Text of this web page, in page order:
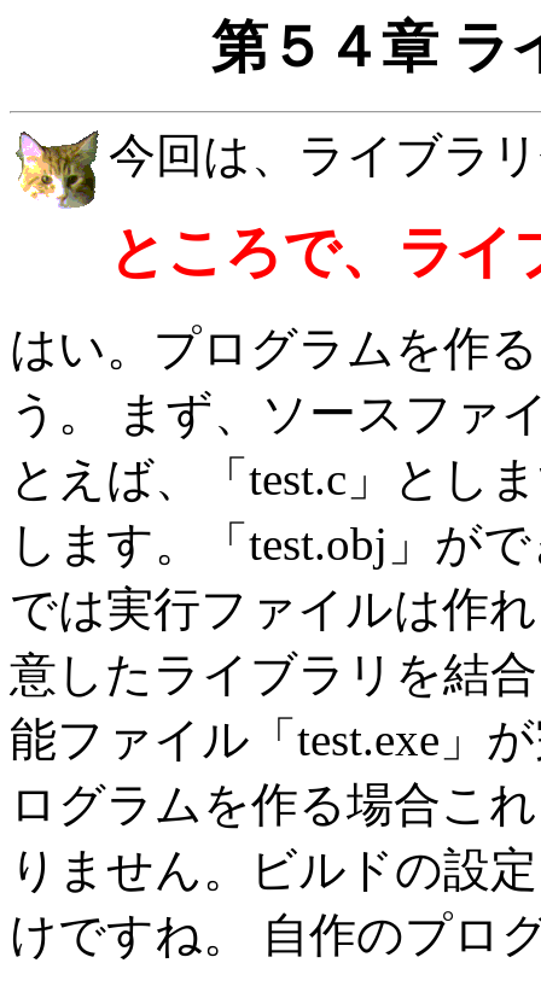
第５４章 ラ
今回は、ライブラ
ところで、ライ
はい。プログラムを作
う。 まず、ソースファ
とえば、「test.c」とし
します。「test.obj」が
では実行ファイルは作
意したライブラリを結
能ファイル「test.exe」
ログラムを作る場合こ
りません。ビルドの設
けですね。 自作のプロ